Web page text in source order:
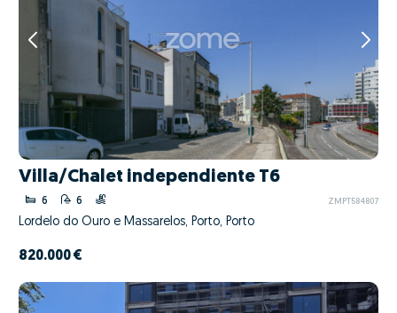
Villa/Chalet independiente T6
6 6 ZMPT584807
Lordelo do Ouro e Massarelos, Porto, Porto
820.000 €